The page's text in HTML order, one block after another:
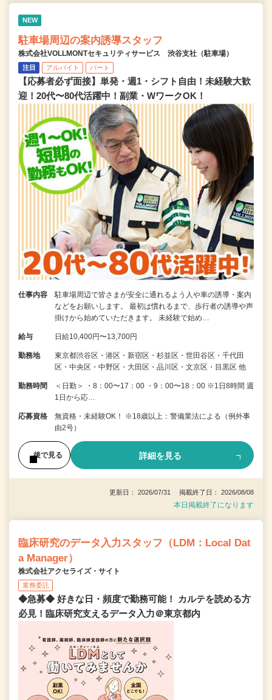
NEW
駐車場周辺の案内誘導スタッフ
株式会社VOLLMONTセキュリティサービス 渋谷支社（駐車場）
注目 アルバイト パート
【応募者必ず面接】単発・週1・シフト自由！未経験大歓
迎！20代〜80代活躍中！副業・WワークOK！
仕事内容
駐車場周辺で皆さまが安全に通れるよう人や車の誘導・案内
などをお願いします。 最初は慣れるまで、歩行者の誘導や声
掛けから始めていただきます。 未経験で始め…
給与 日給10,400円〜13,700円
勤務地
東京都渋谷区・港区・新宿区・杉並区・世田谷区・千代田
区・中央区・中野区・大田区・品川区・文京区・目黒区 他
勤務時間
＜日勤＞ ・8：00〜17：00 ・9：00〜18：00 ※1日8時間 週
1日から応…
応募資格
無資格・未経験OK！ ※18歳以上：警備業法による（例外事
由2号）
後で見る 詳細を見る
更新日： 2026/07/31 掲載終了日： 2026/08/08
本日掲載終了になります
臨床研究のデータ入力スタッフ（LDM：Local Dat
a Manager）
株式会社アクセライズ・サイト
業務委託
◆急募◆ 好きな日・頻度で勤務可能！ カルテを読める方
必見！臨床研究支えるデータ入力＠東京都内